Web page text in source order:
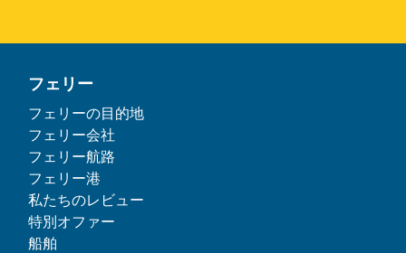
フェリー
フェリーの目的地
フェリー会社
フェリー航路
フェリー港
私たちのレビュー
特別オファー
船舶